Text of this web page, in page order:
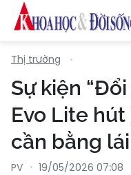
Thị trường
Sự kiện
Evo Lite
cần bằng lái
PV 19/05/2026 07:08